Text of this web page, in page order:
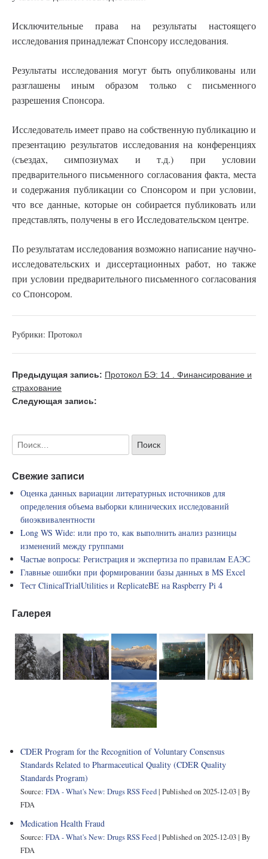
Исключительные права на результаты настоящего
исследования принадлежат Спонсору исследования.
Результаты исследования могут быть опубликованы или
разглашены иным образом только с письменного
разрешения Спонсора.
Исследователь имеет право на собственную публикацию и
презентацию результатов исследования на конференциях
(съездах, симпозиумах и т.д.) при условии
предварительного письменного согласования факта, места
и содержания публикации со Спонсором и при условии,
что все данные, которые он собирается публиковать или
представлять, получены в его Исследовательском центре.
По результатам исследования возможно написание научно-
исследовательских и диссертационных работ, но также
при условии предварительного письменного согласования
со Спонсором.
Рубрики: Протокол
Предыдущая запись: Протокол БЭ: 14 . Финансирование и
страхование
Следующая запись:
Свежие записи
Оценка данных вариации литературных источников для
определения объема выборки клинических исследований
биоэквивалентности
Long WS Wide: или про то, как выполнить анализ разницы
изменений между группами
Частые вопросы: Регистрация и экспертиза по правилам ЕАЭС
Главные ошибки при формировании базы данных в MS Excel
Тест ClinicalTrialUtilities и ReplicateBE на Raspberry Pi 4
Галерея
CDER Program for the Recognition of Voluntary Consensus
Standards Related to Pharmaceutical Quality (CDER Quality
Standards Program)
Source: FDA - What's New: Drugs RSS Feed Published on 2025-12-03 By
FDA
Medication Health Fraud
Source: FDA - What's New: Drugs RSS Feed Published on 2025-12-03 By
FDA